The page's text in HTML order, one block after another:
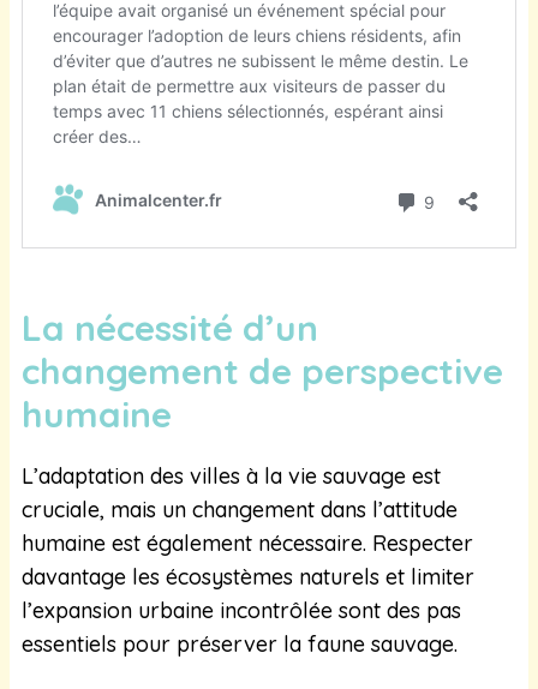
La nécessité d’un
changement de perspective
humaine
L’adaptation des villes à la vie sauvage est
cruciale, mais un changement dans l’attitude
humaine est également nécessaire. Respecter
davantage les écosystèmes naturels et limiter
l’expansion urbaine incontrôlée sont des pas
essentiels pour préserver la faune sauvage.